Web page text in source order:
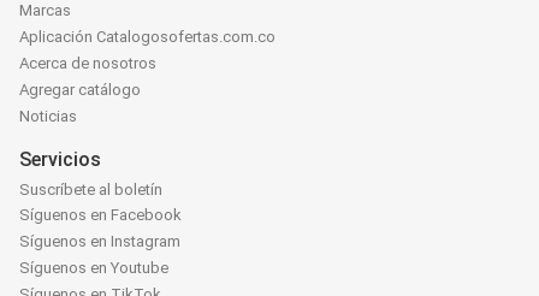
Marcas
Aplicación Catalogosofertas.com.co
Acerca de nosotros
Agregar catálogo
Noticias
Servicios
Suscríbete al boletín
Síguenos en Facebook
Síguenos en Instagram
Síguenos en Youtube